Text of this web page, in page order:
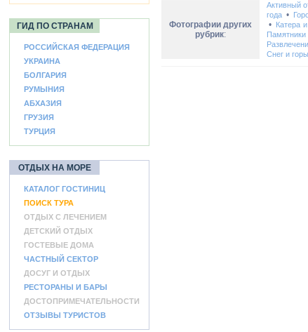
ГИД ПО СТРАНАМ
РОССИЙСКАЯ ФЕДЕРАЦИЯ
УКРАИНА
БОЛГАРИЯ
РУМЫНИЯ
АБХАЗИЯ
ГРУЗИЯ
ТУРЦИЯ
ОТДЫХ НА МОРЕ
КАТАЛОГ ГОСТИНИЦ
ПОИСК ТУРА
ОТДЫХ С ЛЕЧЕНИЕМ
ДЕТСКИЙ ОТДЫХ
ГОСТЕВЫЕ ДОМА
ЧАСТНЫЙ СЕКТОР
ДОСУГ И ОТДЫХ
РЕСТОРАНЫ И БАРЫ
ДОСТОПРИМЕЧАТЕЛЬНОСТИ
ОТЗЫВЫ ТУРИСТОВ
Фотографии других
рубрик:
Активный
года•
• Катера
Памятники
Снег и горы